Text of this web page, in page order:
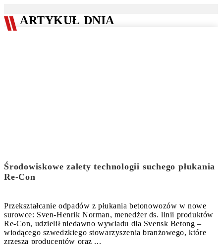
ARTYKUŁ DNIA
Środowiskowe zalety technologii suchego płukania
Re-Con
Przekształcanie odpadów z płukania betonowozów w nowe
surowce: Sven-Henrik Norman, menedżer ds. linii produktów
Re-Con, udzielił niedawno wywiadu dla Svensk Betong –
wiodącego szwedzkiego stowarzyszenia branżowego, które
zrzesza producentów oraz ...